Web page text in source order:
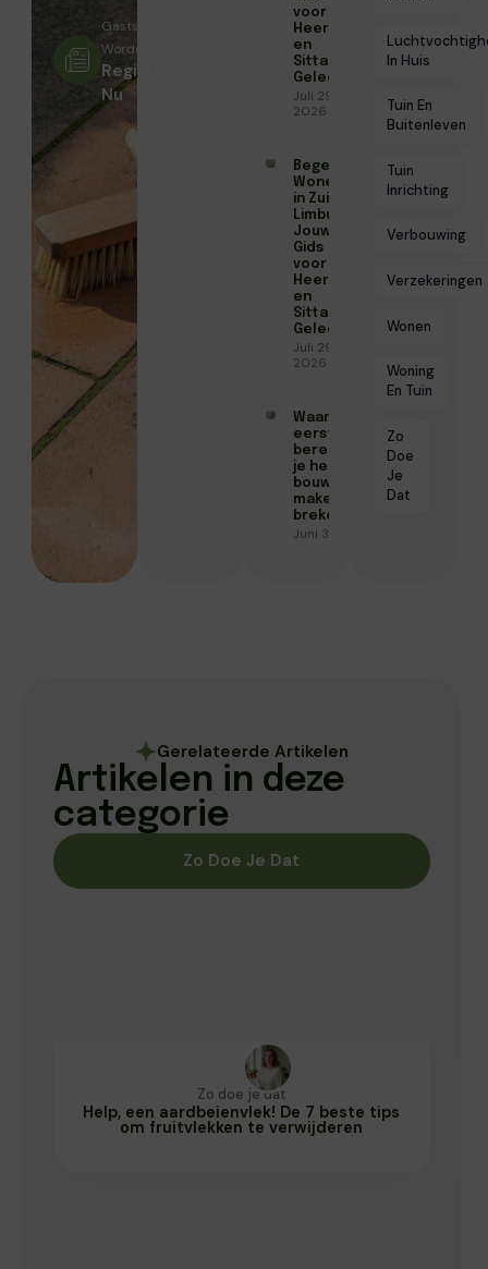
voor
Heerlen
en
Sittard-
Geleen
Juli 29,
2026
Begeleid
Wonen
in Zuid-
Limburg:
Jouw
Gids
voor
Heerlen
en
Sittard-
Geleen
Juli 29,
2026
Waarom de
eerste
berekeningen
je hele
bouwproject
maken of
breken
Juni 30, 2026
In Huis
Tuin En
Buitenleven
Tuin
Inrichting
Verbouwing
Verzekeringen
Wonen
Woning
En Tuin
Zo
Doe
Je
Dat
Gastschrijver
Worden?
Registreer
Nu
Gerelateerde Artikelen
Artikelen in deze
categorie
Zo Doe Je Dat
Zo doe je dat
Help, een aardbeienvlek! De 7 beste tips
om fruitvlekken te verwijderen